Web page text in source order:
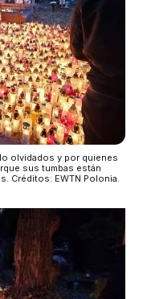
olvidados y por quienes
sus tumbas están
Créditos: EWTN Polonia.